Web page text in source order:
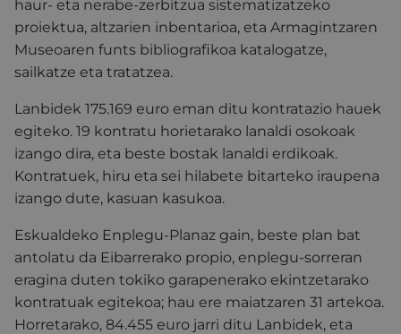
haur- eta nerabe-zerbitzua sistematizatzeko
proiektua, altzarien inbentarioa, eta Armagintzaren
Museoaren funts bibliografikoa katalogatze,
sailkatze eta tratatzea.
Lanbidek 175.169 euro eman ditu kontratazio hauek
egiteko. 19 kontratu horietarako lanaldi osokoak
izango dira, eta beste bostak lanaldi erdikoak.
Kontratuek, hiru eta sei hilabete bitarteko iraupena
izango dute, kasuan kasukoa.
Eskualdeko Enplegu-Planaz gain, beste plan bat
antolatu da Eibarrerako propio, enplegu-sorreran
eragina duten tokiko garapenerako ekintzetarako
kontratuak egitekoa; hau ere maiatzaren 31 artekoa.
Horretarako, 84.455 euro jarri ditu Lanbidek, eta